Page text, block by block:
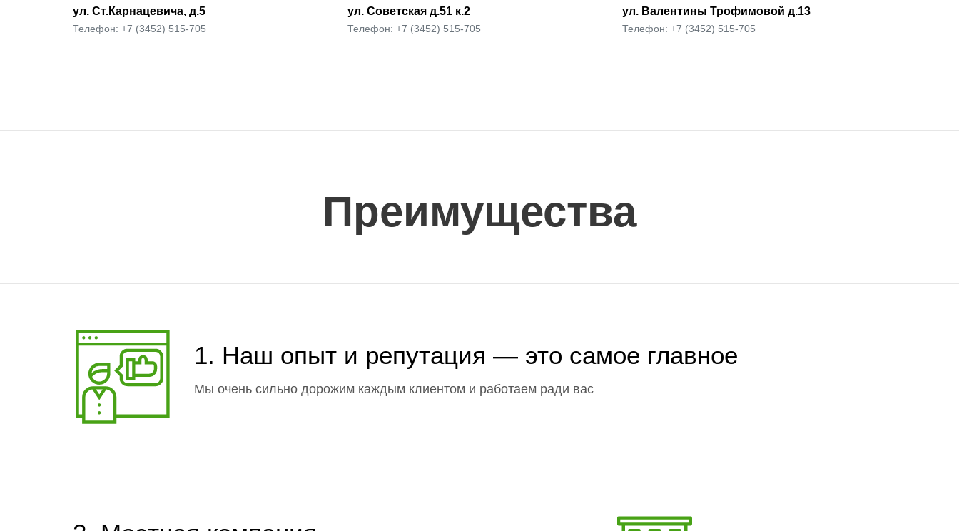
ул. Советская д.51 к.2
Телефон: +7 (3452) 515-705
ул. Валентины Трофимовой д.13
Телефон: +7 (3452) 515-705
ул. Фармана Салманова д. 16
Телефон: +7 (3452) 515-705
Преимущества
1. Наш опыт и репутация — это самое главное
Мы очень сильно дорожим каждым клиентом и работаем ради вас